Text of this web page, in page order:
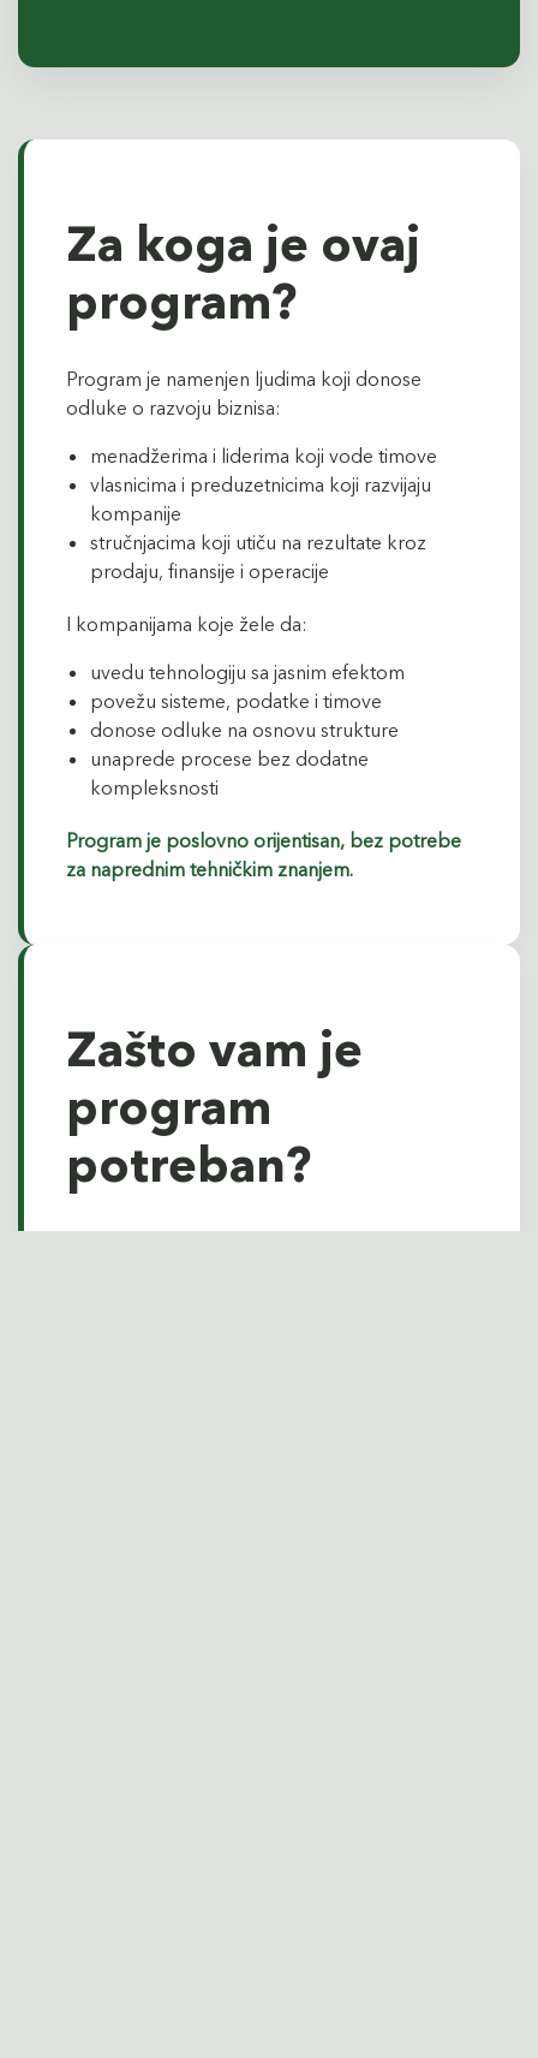
Za koga je ovaj
program?
Program je namenjen ljudima koji donose
odluke o razvoju biznisa:
menadžerima i liderima koji vode timove
vlasnicima i preduzetnicima koji razvijaju
kompanije
stručnjacima koji utiču na rezultate kroz
prodaju, finansije i operacije
I kompanijama koje žele da:
uvedu tehnologiju sa jasnim efektom
povežu sisteme, podatke i timove
donose odluke na osnovu strukture
unaprede procese bez dodatne
kompleksnosti
Program je poslovno orijentisan, bez potrebe
za naprednim tehničkim znanjem.
Zašto vam je
program
potreban?